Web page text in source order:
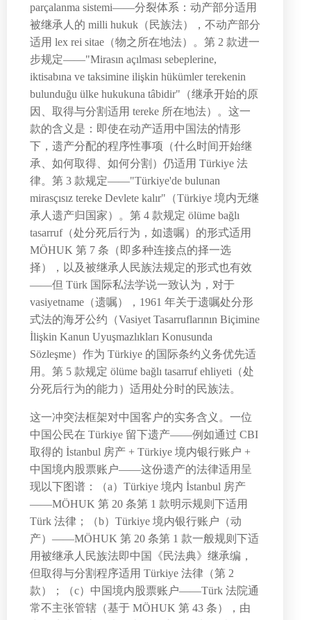
parçalanma sistemi——分裂体系：动产部分适用
被继承人的 milli hukuk（民族法），不动产部分
适用 lex rei sitae（物之所在地法）。第 2 款进一
步规定——"Mirasın açılması sebeplerine,
iktisabına ve taksimine ilişkin hükümler terekenin
bulunduğu ülke hukukuna tâbidir"（继承开始的原
因、取得与分割适用 tereke 所在地法）。这一
款的含义是：即使在动产适用中国法的情形
下，遗产分配的程序性事项（什么时间开始继
承、如何取得、如何分割）仍适用 Türkiye 法
律。第 3 款规定——"Türkiye'de bulunan
mirasçısız tereke Devlete kalır"（Türkiye 境内无继
承人遗产归国家）。第 4 款规定 ölüme bağlı
tasarruf（处分死后行为，如遗嘱）的形式适用
MÖHUK 第 7 条（即多种连接点的择一选
择），以及被继承人民族法规定的形式也有效
——但 Türk 国际私法学说一致认为，对于
vasiyetname（遗嘱），1961 年关于遗嘱处分形
式法的海牙公约（Vasiyet Tasarruflarının Biçimine
İlişkin Kanun Uyuşmazlıkları Konusunda
Sözleşme）作为 Türkiye 的国际条约义务优先适
用。第 5 款规定 ölüme bağlı tasarruf ehliyeti（处
分死后行为的能力）适用处分时的民族法。
这一冲突法框架对中国客户的实务含义。一位
中国公民在 Türkiye 留下遗产——例如通过 CBI
取得的 İstanbul 房产 + Türkiye 境内银行账户 +
中国境内股票账户——这份遗产的法律适用呈
现以下图谱：（a）Türkiye 境内 İstanbul 房产
——MÖHUK 第 20 条第 1 款明示规则下适用
Türk 法律；（b）Türkiye 境内银行账户（动
产）——MÖHUK 第 20 条第 1 款一般规则下适
用被继承人民族法即中国《民法典》继承编，
但取得与分割程序适用 Türkiye 法律（第 2
款）；（c）中国境内股票账户——Türk 法院通
常不主张管辖（基于 MÖHUK 第 43 条），由